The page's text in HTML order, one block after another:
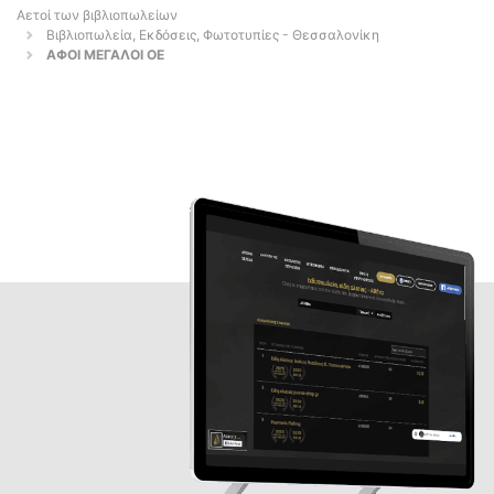
Αετοί των βιβλιοπωλείων
Βιβλιοπωλεία, Εκδόσεις, Φωτοτυπίες - Θεσσαλονίκη
ΑΦΟΙ ΜΕΓΑΛΟΙ ΟΕ